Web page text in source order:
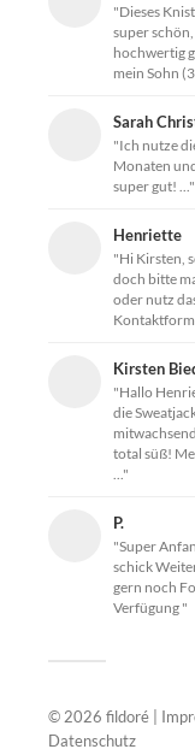
"Dieses
super
hochwertig
mein Sohn
Sarah
"Ich nutze
Monaten
super gut! ..."
Henriette
"Hi Kirsten,
doch bitte
oder nutz
Kirsten
"Hallo
die
total süß!
..."
P.
"Super
schick
gern noch
Verfügung "
© 2026 fildoré
Datenschutz